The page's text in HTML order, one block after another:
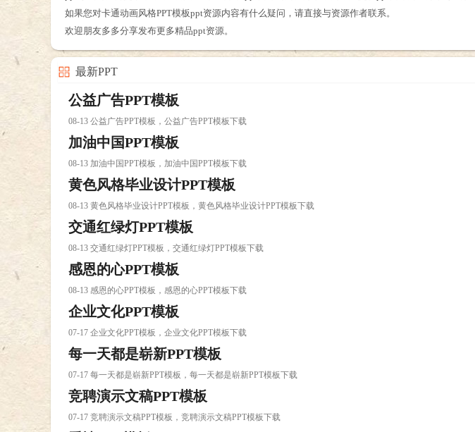
如果您对卡通动画风格PPT模板ppt资源内容有什么疑问，请直接与资源作者联系。
欢迎朋友多多分享发布更多精品ppt资源。
最新PPT
公益广告PPT模板
08-13 公益广告PPT模板，公益广告PPT模板下载
加油中国PPT模板
08-13 加油中国PPT模板，加油中国PPT模板下载
黄色风格毕业设计PPT模板
08-13 黄色风格毕业设计PPT模板，黄色风格毕业设计PPT模板下载
交通红绿灯PPT模板
08-13 交通红绿灯PPT模板，交通红绿灯PPT模板下载
感恩的心PPT模板
08-13 感恩的心PPT模板，感恩的心PPT模板下载
企业文化PPT模板
07-17 企业文化PPT模板，企业文化PPT模板下载
每一天都是崭新PPT模板
07-17 每一天都是崭新PPT模板，每一天都是崭新PPT模板下载
竞聘演示文稿PPT模板
07-17 竞聘演示文稿PPT模板，竞聘演示文稿PPT模板下载